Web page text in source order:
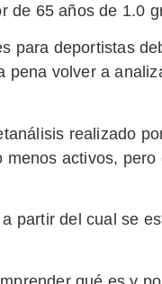
de 65 años de 1.0
para deportistas
pena volver a
realizado
activos, pero
partir del cual se